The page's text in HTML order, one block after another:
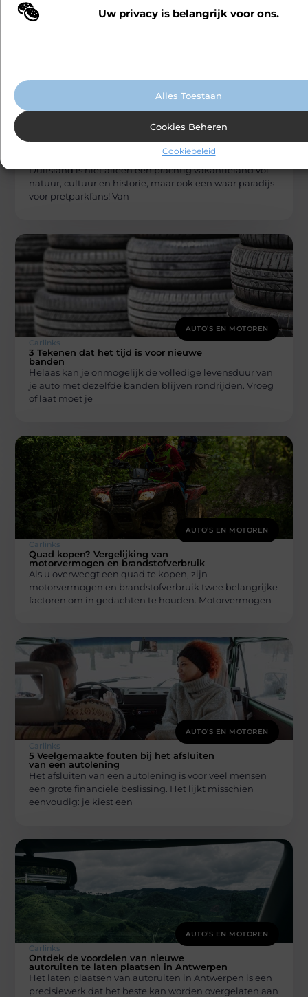
Uw privacy is belangrijk voor ons.
Wij maken gebruik van cookies en vergelijkbare technologieën om te
Alles Toestaan
Cookies Beheren
Cookiebeleid
AUTO’S EN MOTOREN
Carlinks
De leukste pretparken in Duitsland voor
Duitsland is niet alleen een prachtig vakantieland vol
natuur, cultuur en historie, maar ook een waar paradijs
voor pretparkfans! Van
AUTO’S EN MOTOREN
Carlinks
3 Tekenen dat het tijd is voor nieuwe
banden
Helaas kan je onmogelijk de volledige levensduur van
je auto met dezelfde banden blijven rondrijden. Vroeg
of laat moet je
AUTO’S EN MOTOREN
Carlinks
Quad kopen? Vergelijking van
motorvermogen en brandstofverbruik
Als u overweegt een quad te kopen, zijn
motorvermogen en brandstofverbruik twee belangrijke
factoren om in gedachten te houden. Motorvermogen
AUTO’S EN MOTOREN
Carlinks
5 Veelgemaakte fouten bij het afsluiten
van een autolening
Het afsluiten van een autolening is voor veel mensen
een grote financiële beslissing. Het lijkt misschien
eenvoudig: je kiest een
AUTO’S EN MOTOREN
Carlinks
Ontdek de voordelen van nieuwe
autoruiten te laten plaatsen in Antwerpen
Het laten plaatsen van autoruiten in Antwerpen is een
precisiewerk dat het beste kan worden overgelaten aan